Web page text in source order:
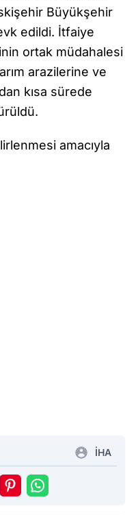
Büyükşehir
edildi. İtfaiye
ortak müdahalesi
arazilerine ve
kısa sürede
amacıyla
İHA